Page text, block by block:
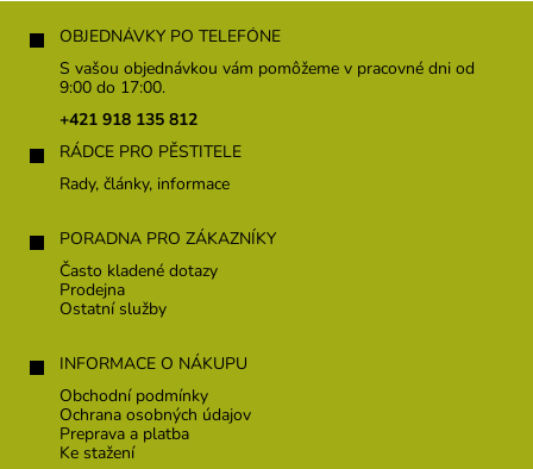
u
OBJEDNÁVKY PO TELEFÓNE
S vašou objednávkou vám pomôžeme v pracovné dni od
9:00 do 17:00.
+421 918 135 812
RÁDCE PRO PĚSTITELE
Rady, články, informace
PORADNA PRO ZÁKAZNÍKY
Často kladené dotazy
Prodejna
Ostatní služby
INFORMACE O NÁKUPU
Obchodní podmínky
Ochrana osobných údajov
Preprava a platba
Ke stažení